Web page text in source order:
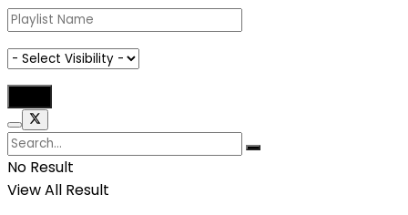
No Result
View All Result